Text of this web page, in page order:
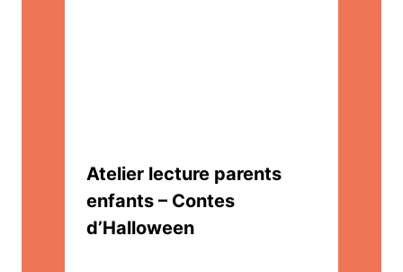
Atelier lecture parents
enfants – Contes
d’Halloween